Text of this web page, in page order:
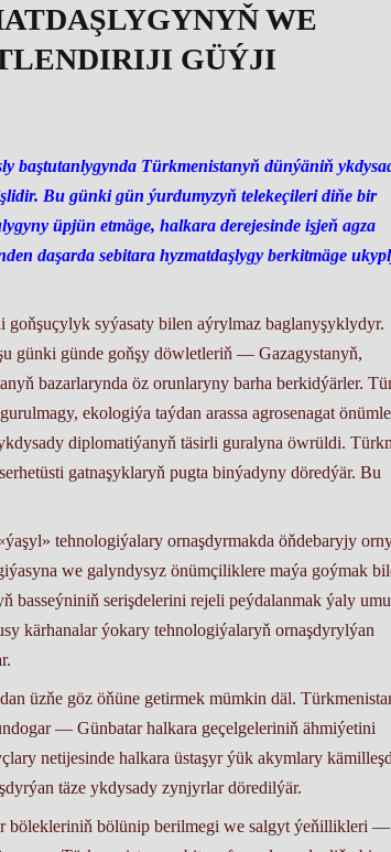
WE
GÜÝJI
baştutanlygynda Türkmenistanyň dünýäniň
Bu günki gün ýurdumyzyň telekeçileri diňe bir
üpjün etmäge, halkara derejesinde işjeň agza
daşarda sebitara hyzmatdaşlygy berkitmäge
syýasaty bilen aýrylmaz baglanyşyklydyr.
günki günde goňşy döwletleriň — Gazagystanyň,
bazarlarynda öz orunlaryny barha berkidýärler.
ekologiýa taýdan arassa agrosenagat
diplomatiýanyň täsirli guralyna öwrüldi.
gatnaşyklaryň pugta binýadyny döredýär. Bu
tehnologiýalary ornaşdyrmakda öňdebaryjy
we galyndysyz önümçiliklere maýa goýmak
serişdelerini rejeli peýdalanmak ýaly
kärhanalar ýokary tehnologiýalaryň ornaşdyrylýan
üzňe göz öňüne getirmek mümkin däl.
— Günbatar halkara geçelgeleriniň ähmiýetini
netijesinde halkara üstaşyr ýük akymlary
täze ykdysady zynjyrlar döredilýär.
bölünip berilmegi we salgyt ýeňillikleri